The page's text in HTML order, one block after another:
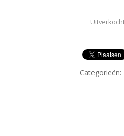
Categorieën: